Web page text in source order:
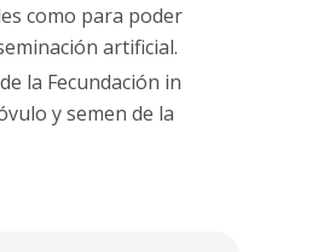
como para poder
artificial.
la Fecundación in
y semen de la